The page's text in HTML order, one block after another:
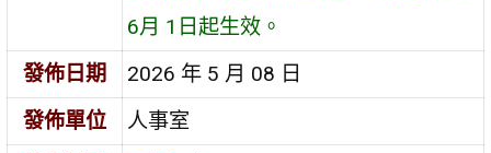
6月 1日起生效。
發佈日期
2026 年 5 月 08 日
發佈單位
人事室